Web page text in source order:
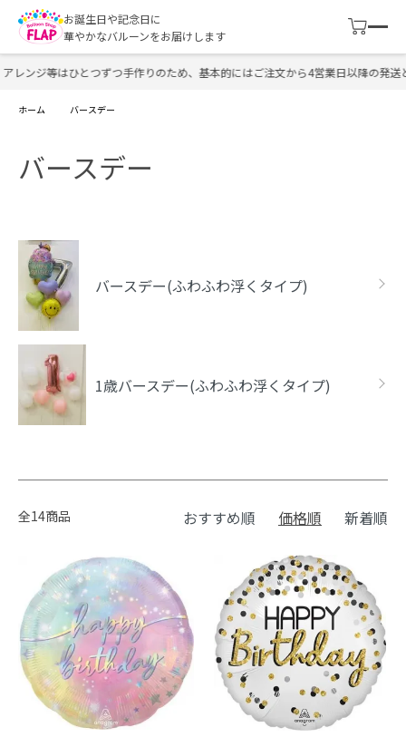
お誕生日や記念日に
華やかなバルーンをお届けします
ンジ等はひとつずつ手作りのため、基本的にはご注文から4営業日以降の発送と
ホーム バースデー
バースデー
バースデー(ふわふわ浮くタイプ)
1歳バースデー(ふわふわ浮くタイプ)
全14商品 おすすめ順 価格順 新着順